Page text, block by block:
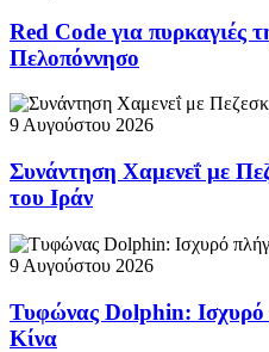
Red Code για πυρκαγιές
Πελοπόννησο
9 Αυγούστου 2026
Συνάντηση Χαμενεΐ με
του Ιράν
9 Αυγούστου 2026
Τυφώνας Dolphin: Ισχυρό
Κίνα